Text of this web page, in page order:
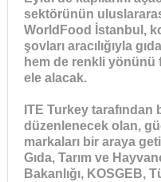
sektörünün
WorldFood İstanbul,
şovları aracılığıyla
hem de renkli yönünü
ele alacak.
ITE Turkey tarafından
düzenlenecek olan,
markaları bir araya
Gıda, Tarım ve
Bakanlığı, KOSGEB,